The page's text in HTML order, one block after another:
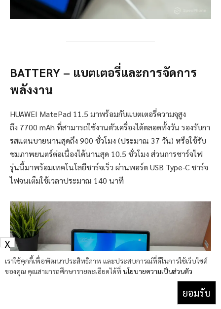
BATTERY – แบตเตอรี่และการจัดการ
พลังงาน
HUAWEI MatePad 11.5 มาพร้อมกับแบตเตอรี่ความจุสูง
ถึง 7700 mAh ที่สามารถใช้งานตัวเครื่องได้ตลอดทั้งวัน รองรับกา
รสแตนบายนานสุดถึง 900 ชั่วโมง (ประมาณ 37 วัน) หรือใช้รับ
ชมภาพยนตร์ต่อเนื่องได้นานสุด 10.5 ชั่วโมง ส่วนการชาร์จไฟ
รุ่นนี้มาพร้อมเทคโนโลยีชาร์จเร็ว ผ่านพอร์ต USB Type-C ชาร์จ
ไฟจนเต็มใช้เวลาประมาณ 140 นาที
เราใช้คุกกี้เพื่อพัฒนาประสิทธิภาพ และประสบการณ์ที่ดีในการใช้เว็บไซต์
ของคุณ คุณสามารถศึกษารายละเอียดได้ที่ นโยบายความเป็นส่วนตัว
ยอมรับ
X